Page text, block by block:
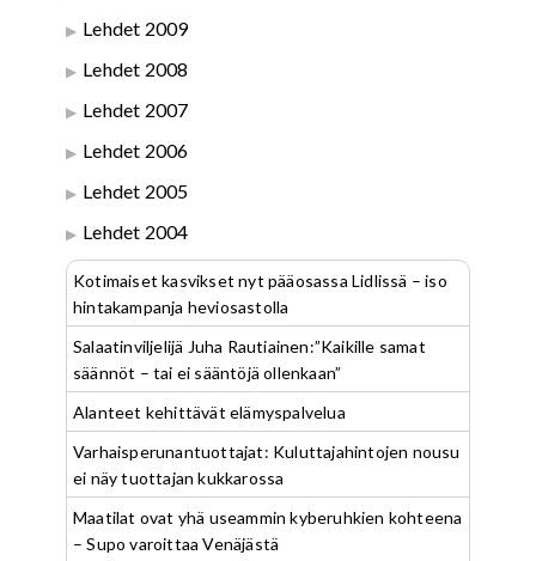
Lehdet 2009
Lehdet 2008
Lehdet 2007
Lehdet 2006
Lehdet 2005
Lehdet 2004
Kotimaiset kasvikset nyt pääosassa Lidlissä – iso
hintakampanja heviosastolla
Salaatinviljelijä Juha Rautiainen:”Kaikille samat
säännöt – tai ei sääntöjä ollenkaan”
Alanteet kehittävät elämyspalvelua
Varhaisperunantuottajat: Kuluttajahintojen nousu
ei näy tuottajan kukkarossa
Maatilat ovat yhä useammin kyberuhkien kohteena
– Supo varoittaa Venäjästä